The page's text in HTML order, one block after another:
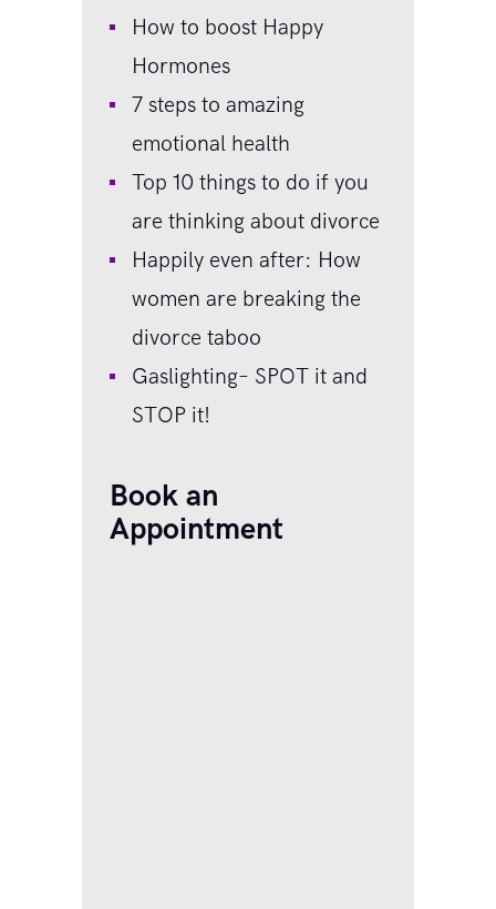
How to boost Happy
Hormones
7 steps to amazing
emotional health
Top 10 things to do if you
are thinking about divorce
Happily even after: How
women are breaking the
divorce taboo
Gaslighting– SPOT it and
STOP it!
Book an
Appointment